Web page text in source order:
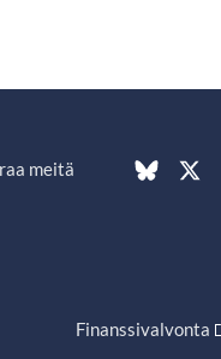
meitä
Finanssivalvonta